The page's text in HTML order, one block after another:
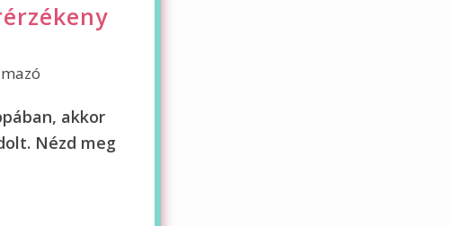
akkor
Nézd meg